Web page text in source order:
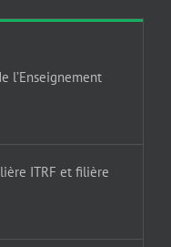
l’Enseignement
ITRF et filière